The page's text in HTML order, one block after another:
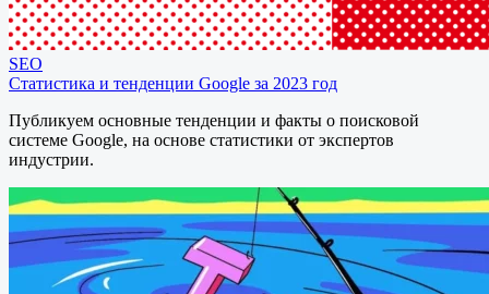
SEO
Статистика и тенденции Google за 2023 год
Публикуем основные тенденции и факты о поисковой
системе Google, на основе статистики от экспертов
индустрии.